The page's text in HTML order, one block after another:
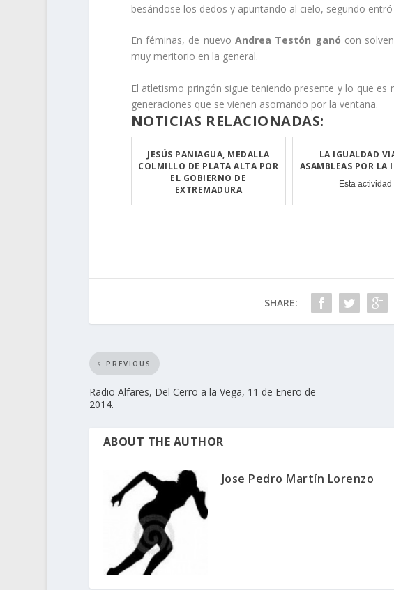
besándose los dedos y apuntando al cielo, segundo
En féminas, de nuevo Andrea Testón ganó con
muy meritorio en la general.
El atletismo pringón sigue teniendo presente y lo que
generaciones que se vienen asomando por la ventana.
NOTICIAS RELACIONADAS:
JESÚS PANIAGUA, MEDALLA
COLMILLO DE PLATA ALTA POR
EL GOBIERNO DE
EXTREMADURA
LA IGUALDAD
ASAMBLEAS POR LA
Esta actividad
SHARE:
PREVIOUS
Radio Alfares, Del Cerro a la Vega, 11 de Enero de
2014.
ABOUT THE AUTHOR
Jose Pedro Martín Lorenzo